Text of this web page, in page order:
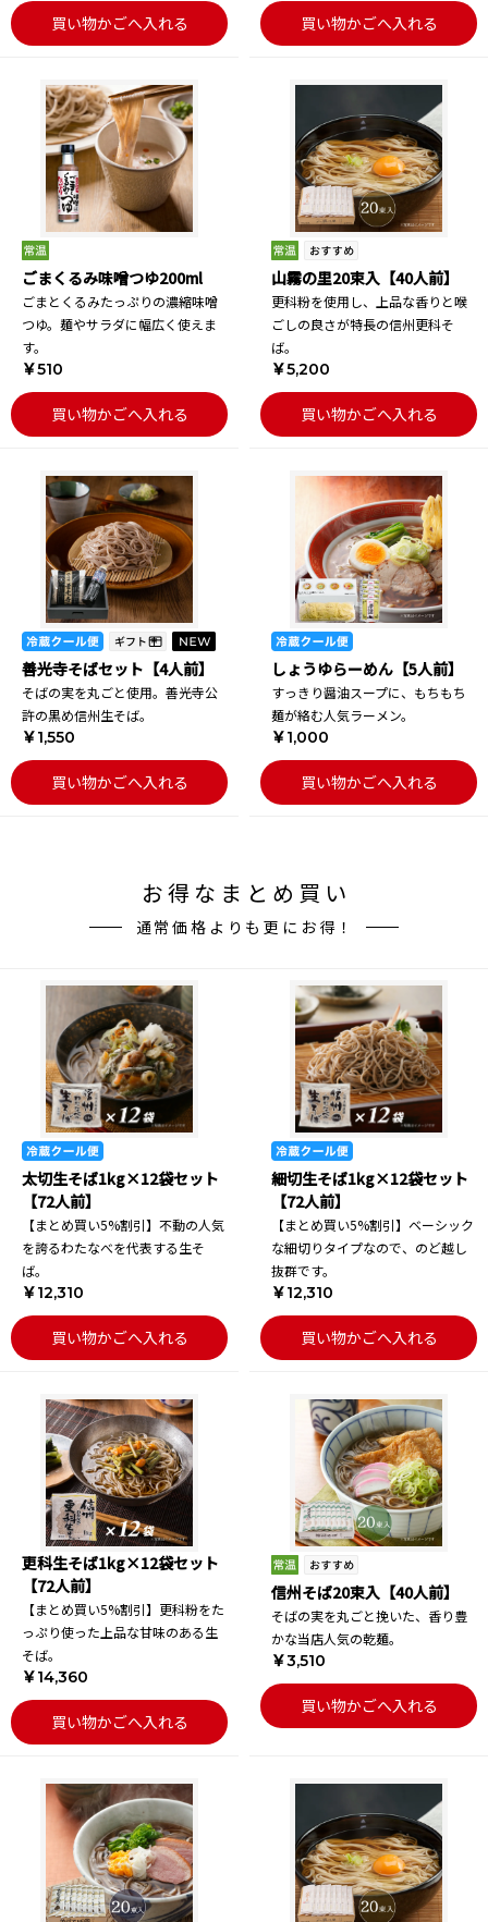
買い物かごへ入れる 買い物かごへ入れる
ごまくるみ味噌つゆ200ml
ごまとくるみたっぷりの濃縮味噌
つゆ。麺やサラダに幅広く使えま
す。
￥510
買い物かごへ入れる
山霧の里20束入【40人前】
更科粉を使用し、上品な香りと喉
ごしの良さが特長の信州更科そ
ば。
￥5,200
買い物かごへ入れる
善光寺そばセット【4人前】
そばの実を丸ごと使用。善光寺公
許の黒め信州生そば。
￥1,550
買い物かごへ入れる
しょうゆらーめん【5人前】
すっきり醤油スープに、もちもち
麺が絡む人気ラーメン。
￥1,000
買い物かごへ入れる
お得なまとめ買い
通常価格よりも更にお得！
太切生そば1kg×12袋セット
【72人前】
【まとめ買い5%割引】不動の人気
を誇るわたなべを代表する生そ
ば。
￥12,310
買い物かごへ入れる
細切生そば1kg×12袋セット
【72人前】
【まとめ買い5%割引】ベーシック
な細切りタイプなので、のど越し
抜群です。
￥12,310
買い物かごへ入れる
更科生そば1kg×12袋セット
【72人前】
【まとめ買い5%割引】更科粉をた
っぷり使った上品な甘味のある生
そば。
￥14,360
買い物かごへ入れる
信州そば20束入【40人前】
そばの実を丸ごと挽いた、香り豊
かな当店人気の乾麺。
￥3,510
買い物かごへ入れる